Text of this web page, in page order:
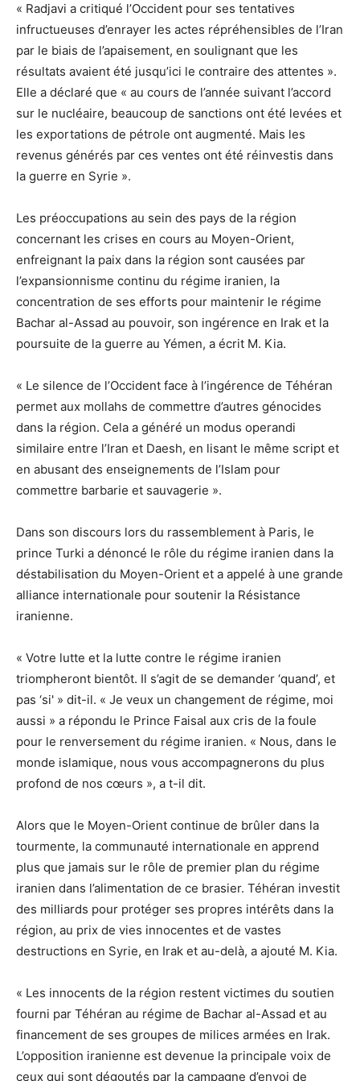
« Radjavi a critiqué l’Occident pour ses tentatives
infructueuses d’enrayer les actes répréhensibles de l’Iran
par le biais de l’apaisement, en soulignant que les
résultats avaient été jusqu’ici le contraire des attentes ».
Elle a déclaré que « au cours de l’année suivant l’accord
sur le nucléaire, beaucoup de sanctions ont été levées et
les exportations de pétrole ont augmenté. Mais les
revenus générés par ces ventes ont été réinvestis dans
la guerre en Syrie ».
Les préoccupations au sein des pays de la région
concernant les crises en cours au Moyen-Orient,
enfreignant la paix dans la région sont causées par
l’expansionnisme continu du régime iranien, la
concentration de ses efforts pour maintenir le régime
Bachar al-Assad au pouvoir, son ingérence en Irak et la
poursuite de la guerre au Yémen, a écrit M. Kia.
« Le silence de l’Occident face à l’ingérence de Téhéran
permet aux mollahs de commettre d’autres génocides
dans la région. Cela a généré un modus operandi
similaire entre l’Iran et Daesh, en lisant le même script et
en abusant des enseignements de l’Islam pour
commettre barbarie et sauvagerie ».
Dans son discours lors du rassemblement à Paris, le
prince Turki a dénoncé le rôle du régime iranien dans la
déstabilisation du Moyen-Orient et a appelé à une grande
alliance internationale pour soutenir la Résistance
iranienne.
« Votre lutte et la lutte contre le régime iranien
triompheront bientôt. Il s’agit de se demander ‘quand’, et
pas ‘si' » dit-il. « Je veux un changement de régime, moi
aussi » a répondu le Prince Faisal aux cris de la foule
pour le renversement du régime iranien. « Nous, dans le
monde islamique, nous vous accompagnerons du plus
profond de nos cœurs », a t-il dit.
Alors que le Moyen-Orient continue de brûler dans la
tourmente, la communauté internationale en apprend
plus que jamais sur le rôle de premier plan du régime
iranien dans l’alimentation de ce brasier. Téhéran investit
des milliards pour protéger ses propres intérêts dans la
région, au prix de vies innocentes et de vastes
destructions en Syrie, en Irak et au-delà, a ajouté M. Kia.
« Les innocents de la région restent victimes du soutien
fourni par Téhéran au régime de Bachar al-Assad et au
financement de ses groupes de milices armées en Irak.
L’opposition iranienne est devenue la principale voix de
ceux qui sont dégoutés par la campagne d’envoi de